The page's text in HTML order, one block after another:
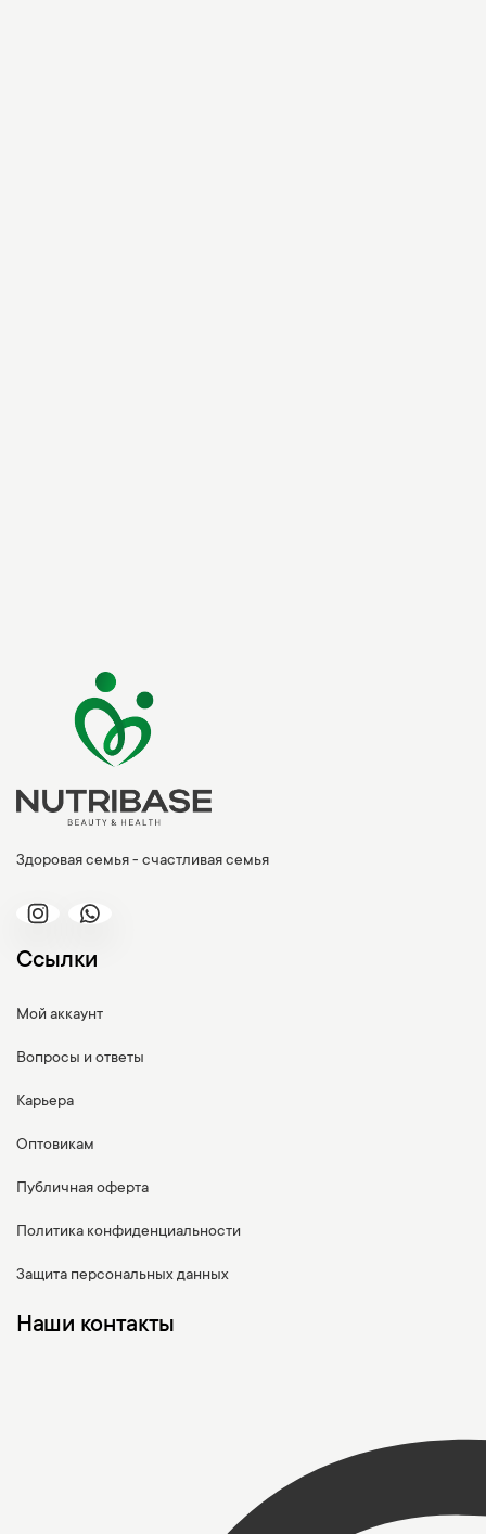
Здоровая семья - счастливая семья
Ссылки
Мой аккаунт
Вопросы и ответы
Карьера
Оптовикам
Публичная оферта
Политика конфиденциальности
Защита персональных данных
Наши контакты